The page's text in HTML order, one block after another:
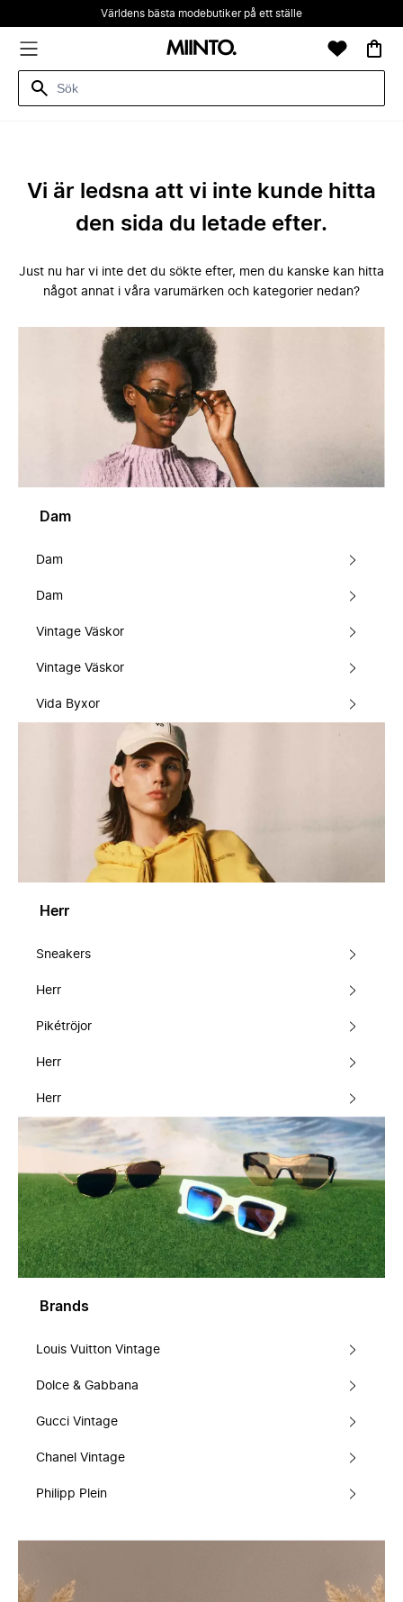
Världens bästa modebutiker på ett ställe
Vi är ledsna att vi inte kunde hitta
den sida du letade efter.
Just nu har vi inte det du sökte efter, men du kanske kan hitta
något annat i våra varumärken och kategorier nedan?
Dam
Dam
Dam
Vintage Väskor
Vintage Väskor
Vida Byxor
Herr
Sneakers
Herr
Pikétröjor
Herr
Herr
Brands
Louis Vuitton Vintage
Dolce & Gabbana
Gucci Vintage
Chanel Vintage
Philipp Plein